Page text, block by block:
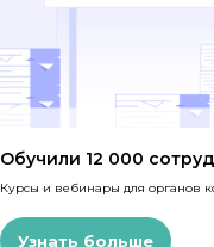
Обучили 12 000
Курсы и вебинары для органов
Узнать больше